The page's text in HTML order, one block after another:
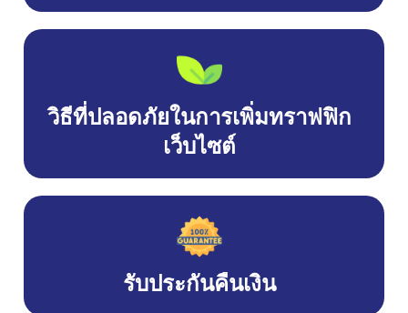
วิธีที่ปลอดภัยในการเพิ่มทราฟฟิก
เว็บไซต์
รับประกันคืนเงิน